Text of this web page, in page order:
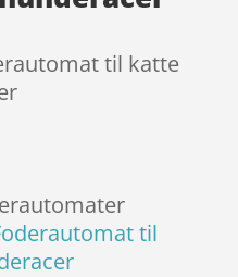
til katte
til